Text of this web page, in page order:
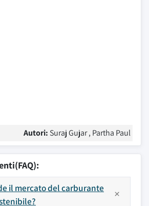
Autori: Suraj Gujar , Partha Paul
il mercato del carburante